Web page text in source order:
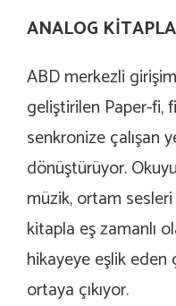
ANALOG
ABD merkezli girişim
geliştirilen Paper-fi,
senkronize çalışan
dönüştürüyor.
müzik, ortam sesleri
kitapla eş zamanlı
hikayeye eşlik
ortaya çıkıyor.